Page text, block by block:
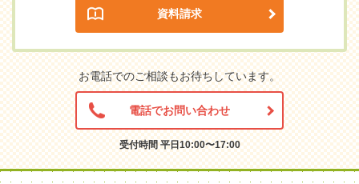
資料請求
お電話でのご相談もお待ちしています。
電話でお問い合わせ
受付時間 平日10:00〜17:00